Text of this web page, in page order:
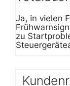
Ja, in vielen
zu